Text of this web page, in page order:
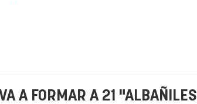
A FORMAR A 21 "ALBAÑILES